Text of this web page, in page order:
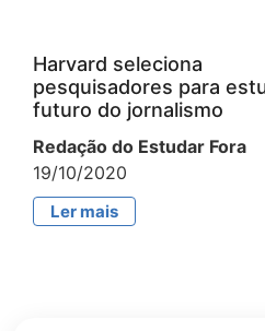
Harvard seleciona
pesquisadores para
futuro do jornalismo
Redação do Estudar Fora
19/10/2020
Ler mais